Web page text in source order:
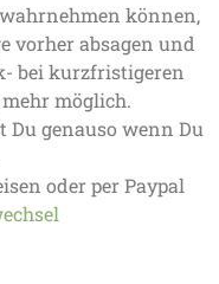
können,
vorher absagen und
bei kurzfristigeren
möglich.
Du genauso wenn Du
oder per Paypal